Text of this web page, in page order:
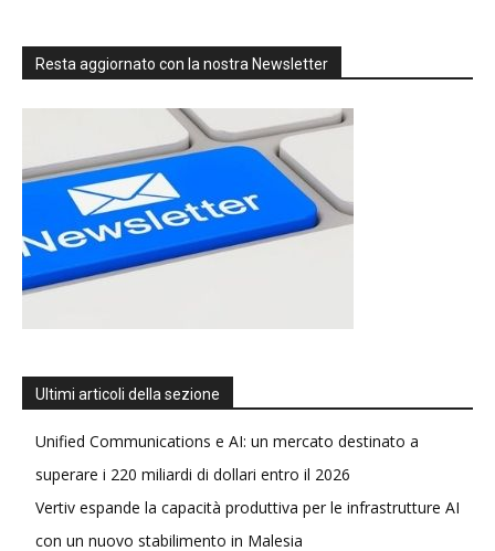
Resta aggiornato con la nostra Newsletter
Ultimi articoli della sezione
Unified Communications e AI: un mercato destinato a
superare i 220 miliardi di dollari entro il 2026
Vertiv espande la capacità produttiva per le infrastrutture AI
con un nuovo stabilimento in Malesia